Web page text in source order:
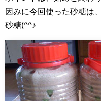
因みに今回使った砂糖は
砂糖(^^♪